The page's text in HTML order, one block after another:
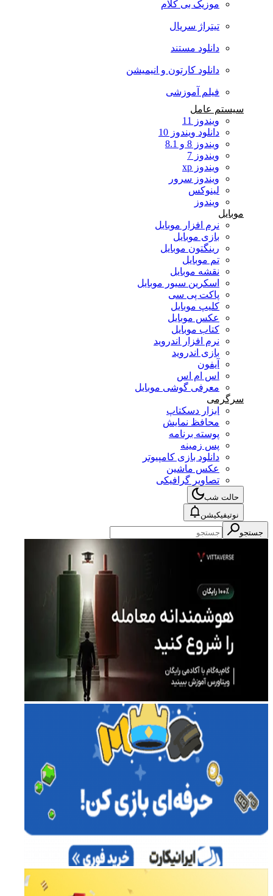
موزیک بی کلام
تیتراژ سریال
دانلود مستند
دانلود کارتون و انیمیشن
فیلم آموزشی
سیستم عامل
ویندوز 11
دانلود ویندوز 10
ویندوز 8 و 8.1
ویندوز 7
ویندوز xp
ویندوز سرور
لینوکس
ویندوز
موبایل
نرم افزار موبایل
بازی موبایل
رینگتون موبایل
تم موبایل
نقشه موبایل
اسکرین سیور موبایل
پاکت پی سی
کلیپ موبایل
عکس موبایل
کتاب موبایل
نرم افزار اندروید
بازی اندروید
آیفون
اس ام اس
معرفی گوشی موبایل
سرگرمی
ابزار دسکتاپ
محافظ نمایش
پوسته برنامه
پس زمینه
دانلود بازی کامپیوتر
عکس ماشین
تصاویر گرافیکی
حالت شب
نوتیفیکیشن
جستجو